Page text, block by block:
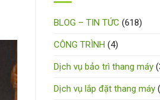
BLOG – TIN TỨC (618)
CÔNG TRÌNH (4)
Dịch vụ bảo trì thang máy
Dịch vụ lắp đặt thang máy